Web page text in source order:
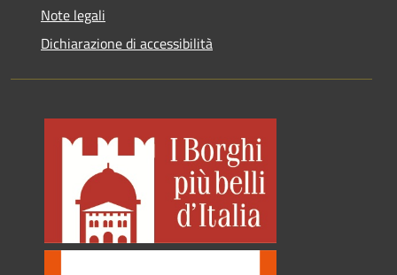
Note legali
Dichiarazione di accessibilità